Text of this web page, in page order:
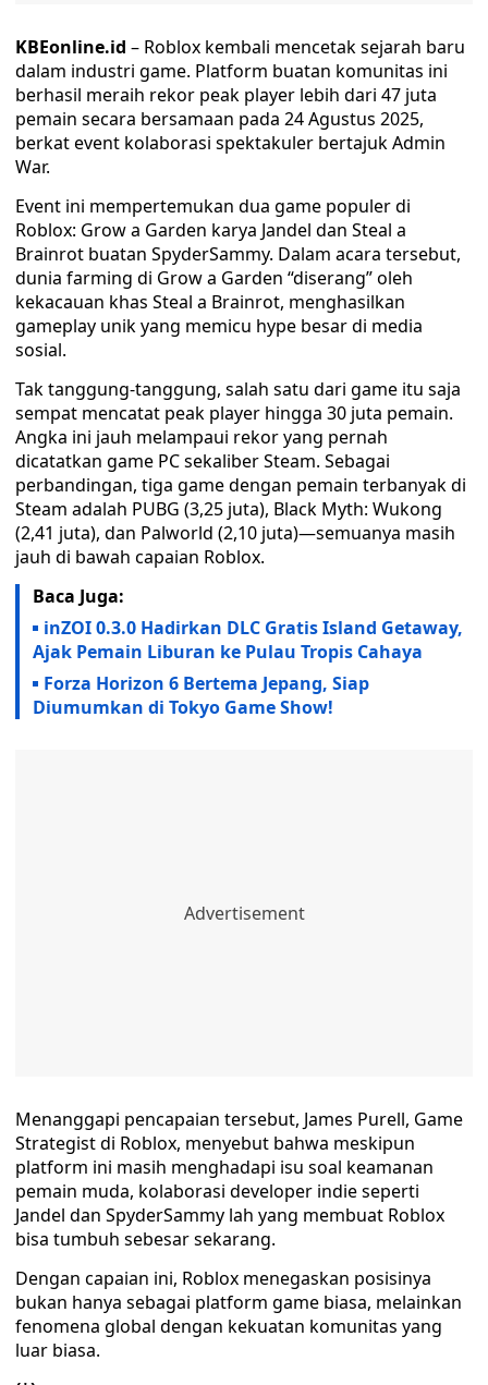
KBEonline.id – Roblox kembali mencetak sejarah baru
dalam industri game. Platform buatan komunitas ini
berhasil meraih rekor peak player lebih dari 47 juta
pemain secara bersamaan pada 24 Agustus 2025,
berkat event kolaborasi spektakuler bertajuk Admin
War.
Event ini mempertemukan dua game populer di
Roblox: Grow a Garden karya Jandel dan Steal a
Brainrot buatan SpyderSammy. Dalam acara tersebut,
dunia farming di Grow a Garden “diserang” oleh
kekacauan khas Steal a Brainrot, menghasilkan
gameplay unik yang memicu hype besar di media
sosial.
Tak tanggung-tanggung, salah satu dari game itu saja
sempat mencatat peak player hingga 30 juta pemain.
Angka ini jauh melampaui rekor yang pernah
dicatatkan game PC sekaliber Steam. Sebagai
perbandingan, tiga game dengan pemain terbanyak di
Steam adalah PUBG (3,25 juta), Black Myth: Wukong
(2,41 juta), dan Palworld (2,10 juta)—semuanya masih
jauh di bawah capaian Roblox.
Baca Juga:
inZOI 0.3.0 Hadirkan DLC Gratis Island Getaway,
Ajak Pemain Liburan ke Pulau Tropis Cahaya
Forza Horizon 6 Bertema Jepang, Siap
Diumumkan di Tokyo Game Show!
Menanggapi pencapaian tersebut, James Purell, Game
Strategist di Roblox, menyebut bahwa meskipun
platform ini masih menghadapi isu soal keamanan
pemain muda, kolaborasi developer indie seperti
Jandel dan SpyderSammy lah yang membuat Roblox
bisa tumbuh sebesar sekarang.
Dengan capaian ini, Roblox menegaskan posisinya
bukan hanya sebagai platform game biasa, melainkan
fenomena global dengan kekuatan komunitas yang
luar biasa.